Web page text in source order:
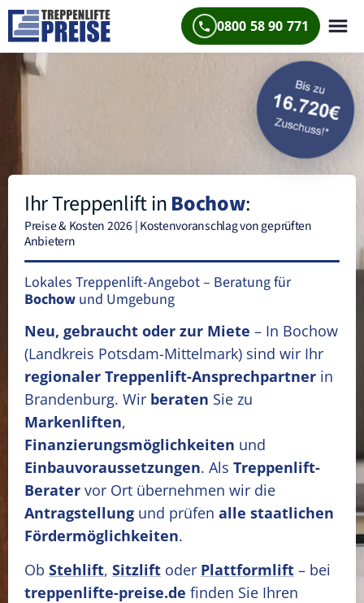
0800 58 90 771
Ihr Treppenlift inBochow:
Preise & Kosten 2026 | Kostenvoranschlag von geprüften
Anbietern
Lokales Treppenlift-Angebot – Beratung für
Bochow und Umgebung
Neu, gebraucht oder zur Miete – In Bochow
(Landkreis Potsdam-Mittelmark) sind wir Ihr
regionaler Treppenlift-Ansprechpartner in
Brandenburg. Wir beraten Sie zu
Markenliften,
Finanzierungsmöglichkeiten und
Einbauvoraussetzungen. Als Treppenlift-
Berater vor Ort übernehmen wir die
Antragstellung und prüfen alle staatlichen
Fördermöglichkeiten.
Ob Stehlift, Sitzlift oder Plattformlift – bei
treppenlifte-preise.de finden Sie Ihren